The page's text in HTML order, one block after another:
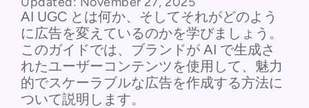
AI UGC とは何か、そしてそれがどのよう
に広告を変えているのかを学びましょう。
このガイドでは、ブランドが AI で生成さ
れたユーザーコンテンツを使用して、魅力
的でスケーラブルな広告を作成する方法に
ついて説明します。